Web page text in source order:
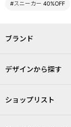
#スニーカー 40%OFF
ブランド
デザインから探す
ショップリスト